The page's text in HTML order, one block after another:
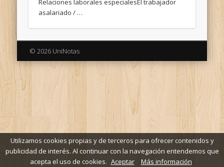
Relaciones laborales especialesEl trabajador
asalariado / …
© 2026 UniNotas
Utilizamos cookies propias y de terceros para ofrecer contenidos y
publicidad de interés. Al continuar con la navegación entendemos que
acepta el uso de cookies. Aceptar Más información